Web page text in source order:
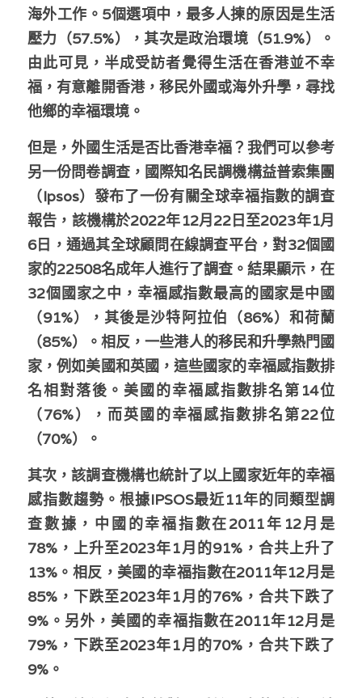
馮煒光專欄
趙處機專欄
KOL 精選
曾子晴 - 晴深直說
龔靜儀大律師專欄
陳貴春大律師專欄
陳子遷律師專欄
羅浚軒專欄
溫志倫專欄
汪明欣專欄
張美雄專欄
莊豪鋒專欄
香港科技專上書院｜專欄
關於我們
海外工作。5個選項中，最多人揀的原因是生活
壓力（57.5%），其次是政治環境（51.9%）。
由此可見，半成受訪者覺得生活在香港並不幸
福，有意離開香港，移民外國或海外升學，尋找
他鄉的幸福環境。
但是，外國生活是否比香港幸福？我們可以參考
另一份問卷調查，國際知名民調機構益普索集團
（Ipsos）發布了一份有關全球幸福指數的調查
報告，該機構於2022年12月22日至2023年1月
6日，通過其全球顧問在線調查平台，對32個國
家的22508名成年人進行了調查。結果顯示，在
32個國家之中，幸福感指數最高的國家是中國
（91%），其後是沙特阿拉伯（86%）和荷蘭
（85%）。相反，一些港人的移民和升學熱門國
家，例如美國和英國，這些國家的幸福感指數排
名相對落後。美國的幸福感指數排名第14位
（76%），而英國的幸福感指數排名第22位
（70%）。
其次，該調查機構也統計了以上國家近年的幸福
感指數趨勢。根據IPSOS最近11年的同類型調
查數據，中國的幸福指數在2011年12月是
78%，上升至2023年1月的91%，合共上升了
13%。相反，美國的幸福指數在2011年12月是
85%，下跌至2023年1月的76%，合共下跌了
9%。另外，美國的幸福指數在2011年12月是
79%，下跌至2023年1月的70%，合共下跌了
9%。